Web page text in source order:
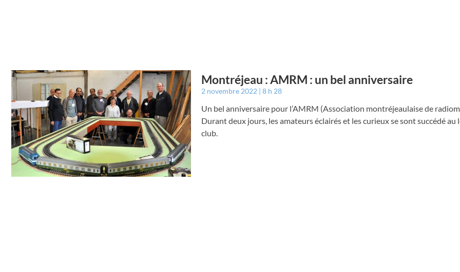
Montréjeau : AMRM : un bel anniversaire
2 novembre 2022 8 h 28
Un bel anniversaire pour l’AMRM (Association montréjeaulaise de
Durant deux jours, les amateurs éclairés et les curieux se sont succédé au
club.